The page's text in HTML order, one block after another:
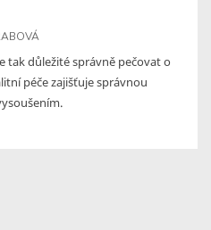
tak důležité správně pečovat o
péče zajišťuje správnou